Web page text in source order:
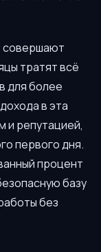
совершают
тратят всё
для более
в эта
и репутацией,
первого дня.
процент
базу
без